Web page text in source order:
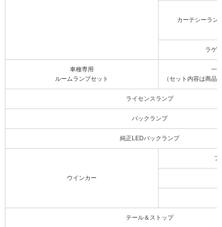
カーテシーラン
ラゲ
車種専用
ルームランプセット
一
（セット内容は商品
ライセンスランプ
バックランプ
純正LEDバックランプ
ウインカー
フ
テール＆ストップ